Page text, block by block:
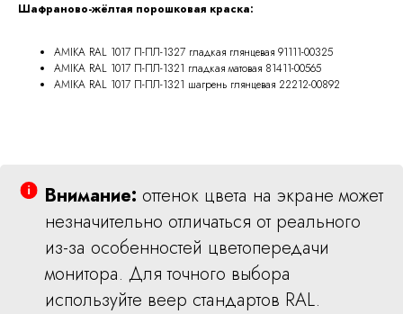
Шафраново-жёлтая порошковая краска:
AMIKA RAL 1017 П-ПЛ-1327 гладкая глянцевая 91111-00325
AMIKA RAL 1017 П-ПЛ-1321 гладкая матовая 81411-00565
AMIKA RAL 1017 П-ПЛ-1321 шагрень глянцевая 22212-00892
Внимание: оттенок цвета на экране может
незначительно отличаться от реального
из-за особенностей цветопередачи
монитора. Для точного выбора
используйте веер стандартов RAL.